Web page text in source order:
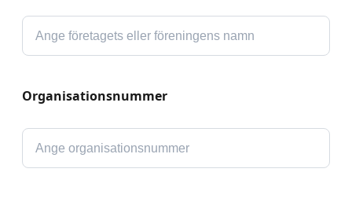
Organisationsnummer